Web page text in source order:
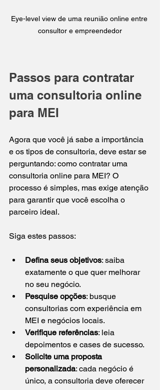
Eye-level view de uma reunião online entre
consultor e empreendedor
Passos para contratar
uma consultoria online
para MEI
Agora que você já sabe a importância
e os tipos de consultoria, deve estar se
perguntando: como contratar uma
consultoria online para MEI? O
processo é simples, mas exige atenção
para garantir que você escolha o
parceiro ideal.
Siga estes passos:
Defina seus objetivos: saiba
exatamente o que quer melhorar
no seu negócio.
Pesquise opções: busque
consultorias com experiência em
MEI e negócios locais.
Verifique referências: leia
depoimentos e cases de sucesso.
Solicite uma proposta
personalizada: cada negócio é
único, a consultoria deve oferecer